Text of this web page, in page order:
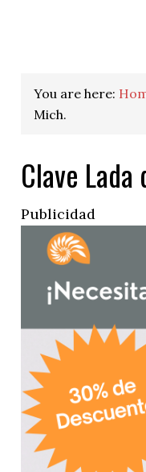
You are here:
Mich.
Clave Lada
Publicidad